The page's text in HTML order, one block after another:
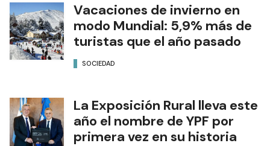
Vacaciones de invierno en
modo Mundial: 5,9% más de
turistas que el año pasado
SOCIEDAD
La Exposición Rural lleva este
año el nombre de YPF por
primera vez en su historia